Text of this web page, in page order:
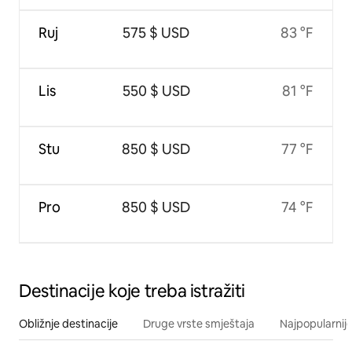
Ruj
Lis
Stu
Pro
575 $ USD
550 $ USD
850 $ USD
850 $ USD
83 °F
81 °F
77 °F
74 °F
Destinacije koje treba istražiti
Obližnje destinacije Druge vrste smještaja